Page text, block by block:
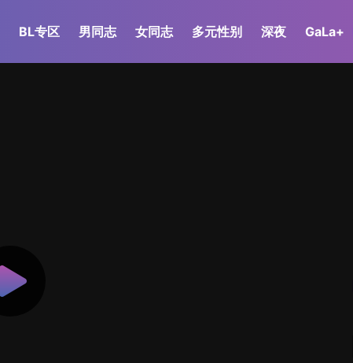
BL专区 男同志 女同志 多元性别 深夜 GaLa+